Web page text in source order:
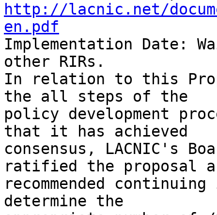
http://lacnic.net/
en.pdf
Implementation Date:
other RIRs.
In relation to this
the all steps of the
policy development
that it has achieved
consensus, LACNIC's
ratified the proposal
recommended
determine the